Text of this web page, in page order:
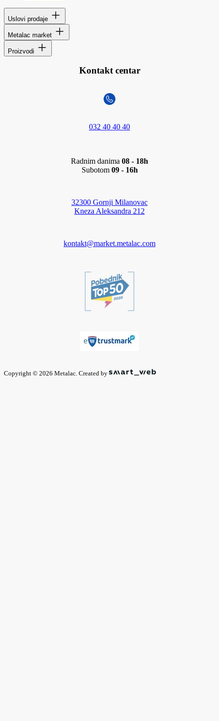
Uslovi prodaje
Metalac market
Proizvodi
Kontakt centar
032 40 40 40
Radnim danima 08 - 18h
Subotom 09 - 16h
32300 Gornji Milanovac
Kneza Aleksandra 212
kontakt@market.metalac.com
Copyright © 2026 Metalac. Created by